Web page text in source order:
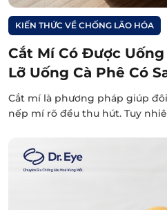
KIẾN THỨC VỀ CHỐNG LÃO HÓA
Cắt Mí Có Được
Lỡ Uống Cà Phê Có
Cắt mí là phương pháp giúp
nếp mí rõ đều thu hút. Tuy